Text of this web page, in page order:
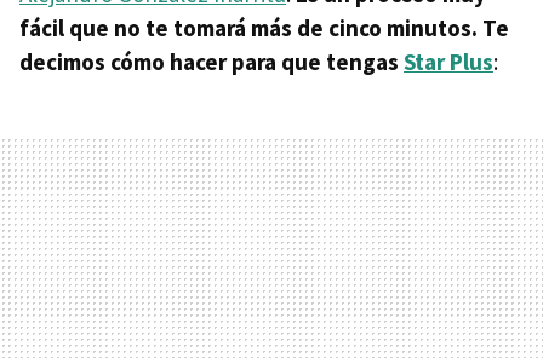
fácil que no te tomará más de cinco minutos. Te
decimos cómo hacer para que tengas Star Plus: